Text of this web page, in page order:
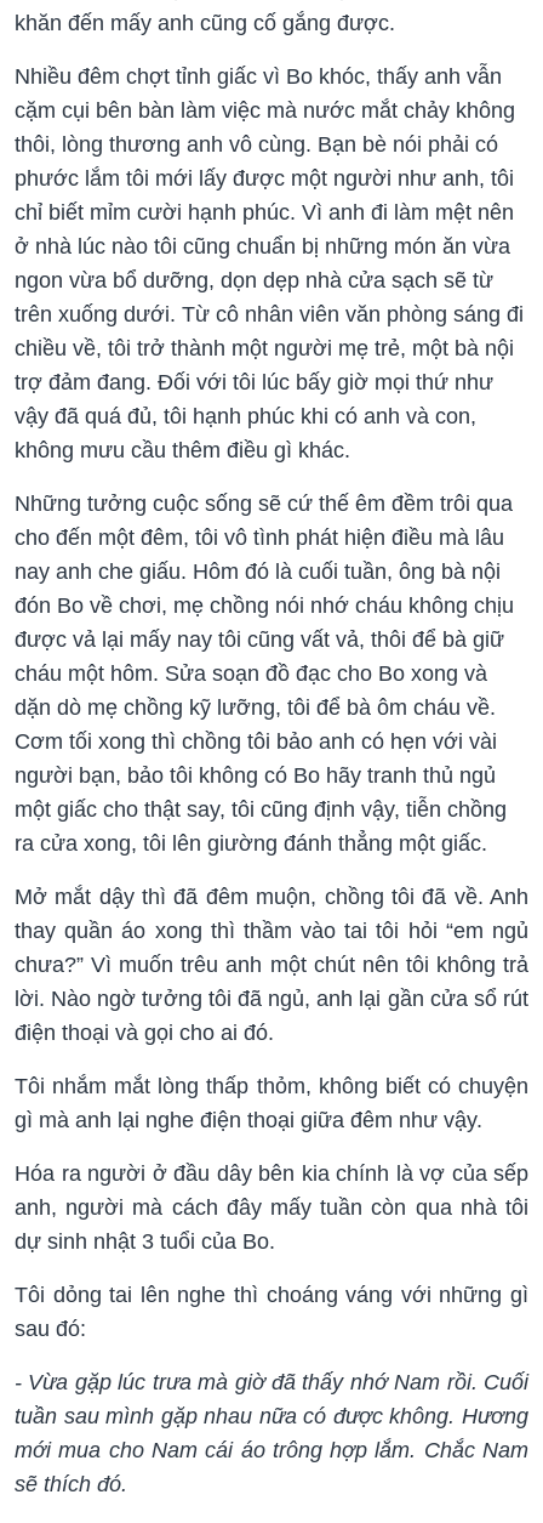
khăn đến mấy anh cũng cố gắng được.
Nhiều đêm chợt tỉnh giấc vì Bo khóc, thấy anh vẫn
cặm cụi bên bàn làm việc mà nước mắt chảy không
thôi, lòng thương anh vô cùng. Bạn bè nói phải có
phước lắm tôi mới lấy được một người như anh, tôi
chỉ biết mỉm cười hạnh phúc. Vì anh đi làm mệt nên
ở nhà lúc nào tôi cũng chuẩn bị những món ăn vừa
ngon vừa bổ dưỡng, dọn dẹp nhà cửa sạch sẽ từ
trên xuống dưới. Từ cô nhân viên văn phòng sáng đi
chiều về, tôi trở thành một người mẹ trẻ, một bà nội
trợ đảm đang. Đối với tôi lúc bấy giờ mọi thứ như
vậy đã quá đủ, tôi hạnh phúc khi có anh và con,
không mưu cầu thêm điều gì khác.
Những tưởng cuộc sống sẽ cứ thế êm đềm trôi qua
cho đến một đêm, tôi vô tình phát hiện điều mà lâu
nay anh che giấu. Hôm đó là cuối tuần, ông bà nội
đón Bo về chơi, mẹ chồng nói nhớ cháu không chịu
được vả lại mấy nay tôi cũng vất vả, thôi để bà giữ
cháu một hôm. Sửa soạn đồ đạc cho Bo xong và
dặn dò mẹ chồng kỹ lưỡng, tôi để bà ôm cháu về.
Cơm tối xong thì chồng tôi bảo anh có hẹn với vài
người bạn, bảo tôi không có Bo hãy tranh thủ ngủ
một giấc cho thật say, tôi cũng định vậy, tiễn chồng
ra cửa xong, tôi lên giường đánh thẳng một giấc.
Mở mắt dậy thì đã đêm muộn, chồng tôi đã về. Anh
thay quần áo xong thì thầm vào tai tôi hỏi “em ngủ
chưa?” Vì muốn trêu anh một chút nên tôi không trả
lời. Nào ngờ tưởng tôi đã ngủ, anh lại gần cửa sổ rút
điện thoại và gọi cho ai đó.
Tôi nhắm mắt lòng thấp thỏm, không biết có chuyện
gì mà anh lại nghe điện thoại giữa đêm như vậy.
Hóa ra người ở đầu dây bên kia chính là vợ của sếp
anh, người mà cách đây mấy tuần còn qua nhà tôi
dự sinh nhật 3 tuổi của Bo.
Tôi dỏng tai lên nghe thì choáng váng với những gì
sau đó:
- Vừa gặp lúc trưa mà giờ đã thấy nhớ Nam rồi. Cuối
tuần sau mình gặp nhau nữa có được không. Hương
mới mua cho Nam cái áo trông hợp lắm. Chắc Nam
sẽ thích đó.